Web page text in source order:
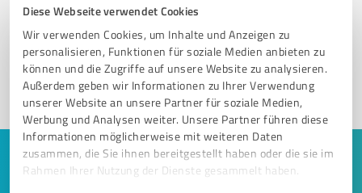
Diese Webseite verwendet Cookies
Wir verwenden Cookies, um Inhalte und Anzeigen zu
personalisieren, Funktionen für soziale Medien anbieten zu
können und die Zugriffe auf unsere Website zu analysieren.
Außerdem geben wir Informationen zu Ihrer Verwendung
unserer Website an unsere Partner für soziale Medien,
Werbung und Analysen weiter. Unsere Partner führen diese
Informationen möglicherweise mit weiteren Daten
zusammen, die Sie ihnen bereitgestellt haben oder die sie im
Rahmen Ihrer Nutzung der Dienste gesammelt haben.
Registrieren Sie sich jetzt und werden Sie ein von
Kunden empfohlener ProvenExpert!
1
Keine Zeit für lange Recherchen und E-